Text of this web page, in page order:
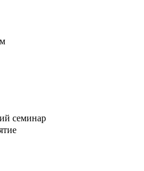
семинар